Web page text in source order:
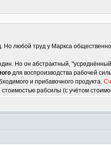
Но любой труд у Маркса общественно
Но он абстрактный,
для воспроизводства рабочей
и прибавочного продукта.
рабсилы (с учётом